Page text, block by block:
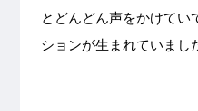
とどんどん声をかけてい
ションが生まれていまし